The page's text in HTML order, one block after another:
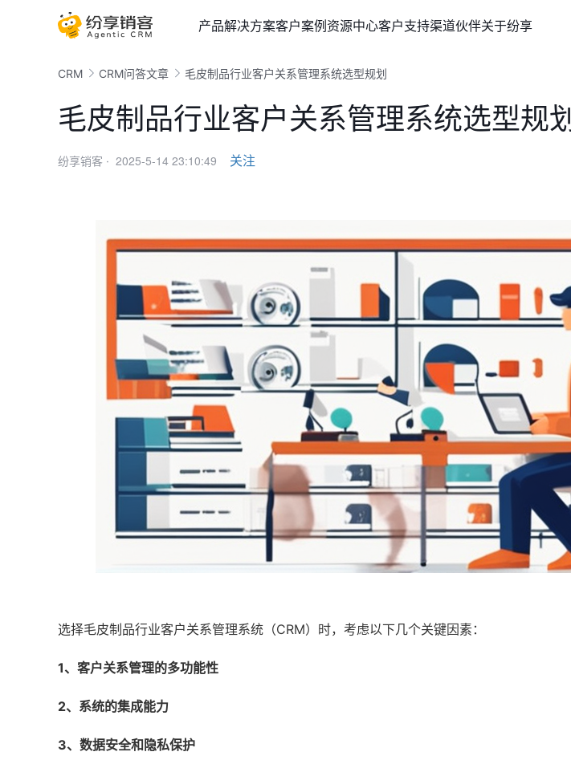
产品解决方案客户案例资源中心客户支持渠道伙伴关于纷享
CRM CRM问答文章 毛皮制品行业客户关系管理系统选型规划
毛皮制品行业客户关系管理系统选型规划
纷享销客 · 2025-5-14 23:10:49 关注
选择毛皮制品行业客户关系管理系统（CRM）时，考虑以下几个关键因素：
1、客户关系管理的多功能性
2、系统的集成能力
3、数据安全和隐私保护